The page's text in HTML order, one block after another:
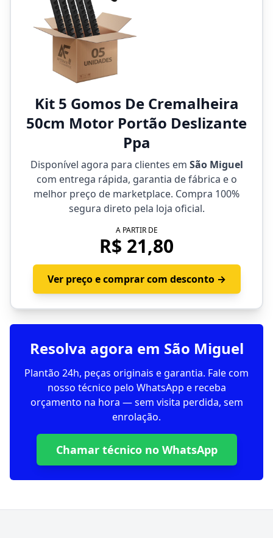
Kit 5 Gomos De Cremalheira
50cm Motor Portão Deslizante
Ppa
Disponível agora para clientes em São Miguel
com entrega rápida, garantia de fábrica e o
melhor preço de marketplace. Compra 100%
segura direto pela loja oficial.
A PARTIR DE
R$ 21,80
Ver preço e comprar com desconto →
Resolva agora em São Miguel
Plantão 24h, peças originais e garantia. Fale com
nosso técnico pelo WhatsApp e receba
orçamento na hora — sem visita perdida, sem
enrolação.
Chamar técnico no WhatsApp